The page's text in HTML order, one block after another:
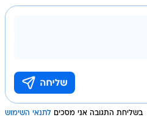
בשליחת התגובה אני מסכים לתנאי השימוש